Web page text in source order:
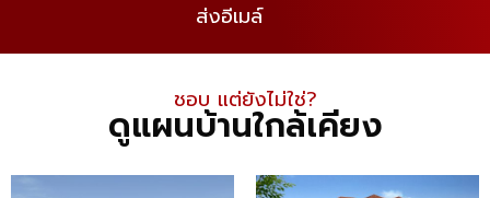
ส่งอีเมล์
ชอบ แต่ยังไม่ใช่​?
ดูแผนบ้านใกล้เคียง